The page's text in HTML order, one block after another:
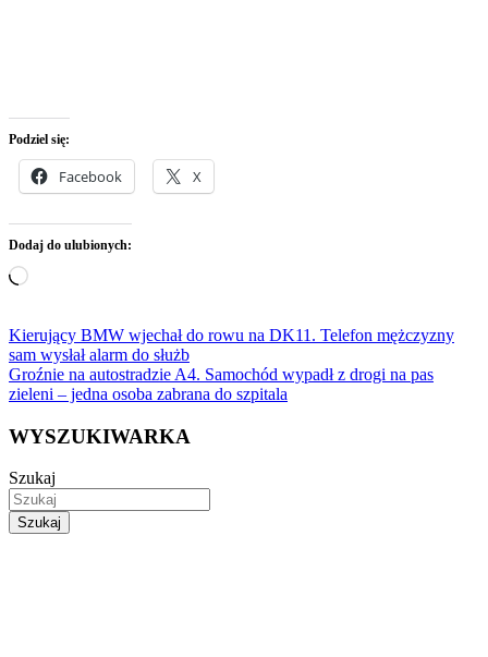
Podziel się:
Facebook X
Dodaj do ulubionych:
Wczytywanie…
Nawigacja
wpisu
Kierujący BMW wjechał do rowu na DK11. Telefon mężczyzny
sam wysłał alarm do służb
Groźnie na autostradzie A4. Samochód wypadł z drogi na pas
zieleni – jedna osoba zabrana do szpitala
WYSZUKIWARKA
Szukaj
Szukaj